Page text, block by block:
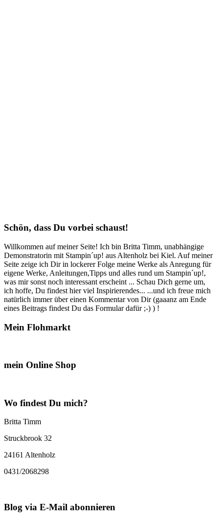
Schön, dass Du vorbei schaust!
Willkommen auf meiner Seite! Ich bin Britta Timm, unabhängige
Demonstratorin mit Stampin´up! aus Altenholz bei Kiel. Auf meiner
Seite zeige ich Dir in lockerer Folge meine Werke als Anregung für
eigene Werke, Anleitungen,Tipps und alles rund um Stampin´up!,
was mir sonst noch interessant erscheint ... Schau Dich gerne um,
ich hoffe, Du findest hier viel Inspirierendes... ...und ich freue mich
natürlich immer über einen Kommentar von Dir (gaaanz am Ende
eines Beitrags findest Du das Formular dafür ;-) ) !
Mein Flohmarkt
mein Online Shop
Wo findest Du mich?
Britta Timm
Struckbrook 32
24161 Altenholz
0431/2068298
Blog via E-Mail abonnieren